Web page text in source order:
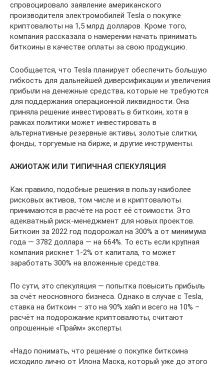
спровоцировало заявление американского
производителя электромобилей Tesla о покупке
криптовалюты на 1,5 млрд долларов. Кроме того,
компания рассказала о намерении начать принимать
биткоины в качестве оплаты за свою продукцию.
Сообщается, что Tesla планирует обеспечить большую
гибкость для дальнейшей диверсификации и увеличения
прибыли на денежные средства, которые не требуются
для поддержания операционной ликвидности. Она
приняла решение инвестировать в биткоин, хотя в
рамках политики может инвестировать в
альтернативные резервные активы, золотые слитки,
фонды, торгуемые на бирже, и другие инструменты.
АЖИОТАЖ ИЛИ ТИПИЧНАЯ СПЕКУЛЯЦИЯ
Как правило, подобные решения в пользу наиболее
рисковых активов, том числе и в криптовалюты
принимаются в расчёте на рост её стоимости. Это
адекватный риск-менеджмент для новых проектов.
Биткоин за 2022 год подорожал на 300% а от минимума
года — 3782 доллара — на 664%. То есть если крупная
компания рискнет 1-2% от капитала, то может
заработать 300% на вложенные средства.
По сути, это спекуляция — попытка повысить прибыль
за счёт неосновного бизнеса. Однако в случае с Tesla,
ставка на биткоин – это на 90% хайп и всего на 10% –
расчёт на подорожание криптовалюты, считают
опрошенные «Прайм» эксперты.
«Надо понимать, что решение о покупке биткоина
исходило лично от Илона Маска, который уже до этого